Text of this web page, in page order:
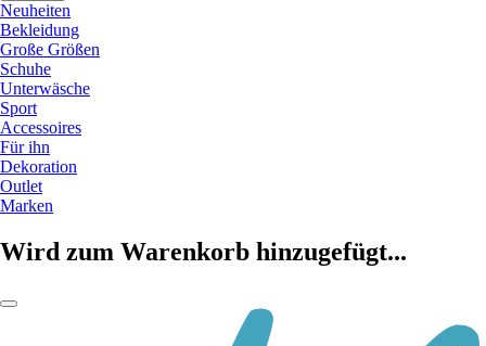
Neuheiten
Bekleidung
Große Größen
Schuhe
Unterwäsche
Sport
Accessoires
Für ihn
Dekoration
Outlet
Marken
Wird zum Warenkorb hinzugefügt...